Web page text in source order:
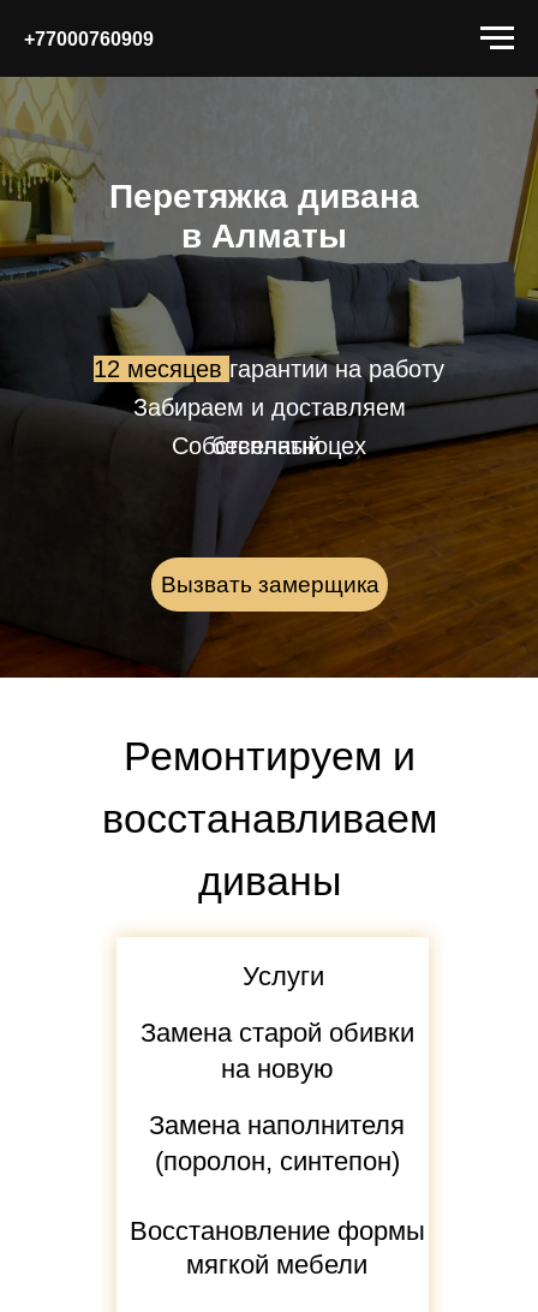
+77000760909
Перетяжка дивана
в Алматы
Собственный цех
Забираем и доставляем
бесплатно
12 месяцев гарантии на работу
Вызвать замерщика
Ремонтируем и
восстанавливаем
диваны
Замена наполнителя
(поролон, синтепон)
Услуги
Восстановление формы
мягкой мебели
Замена старой обивки
на новую